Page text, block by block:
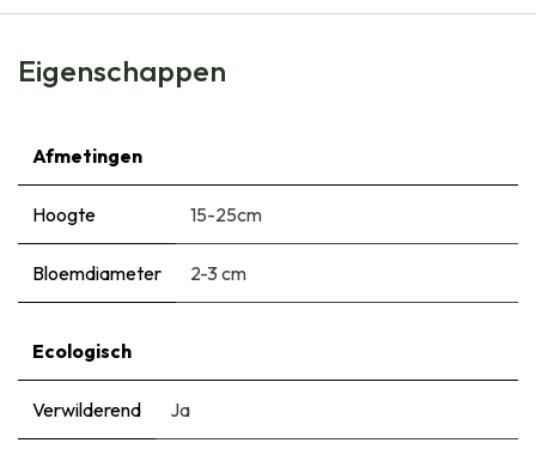
Eigenschappen
Afmetingen
Hoogte 15-25cm
Bloemdiameter 2-3 cm
Ecologisch
Verwilderend Ja